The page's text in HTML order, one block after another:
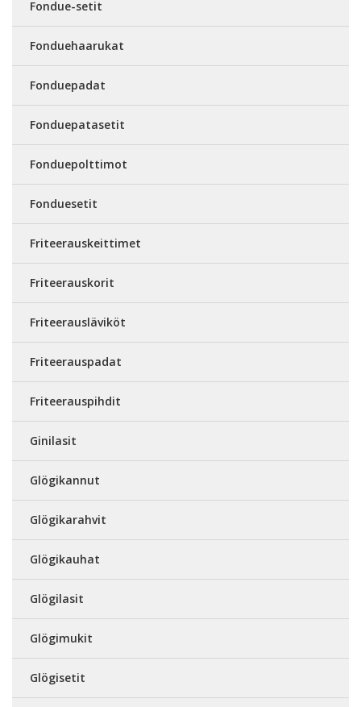
Fondue-setit
Fonduehaarukat
Fonduepadat
Fonduepatasetit
Fonduepolttimot
Fonduesetit
Friteerauskeittimet
Friteerauskorit
Friteerausläviköt
Friteerauspadat
Friteerauspihdit
Ginilasit
Glögikannut
Glögikarahvit
Glögikauhat
Glögilasit
Glögimukit
Glögisetit